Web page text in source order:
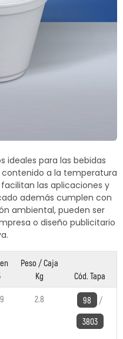
ideales para las bebidas
a la temperatura
las aplicaciones y
además cumplen con
ambiental, pueden ser
o diseño publicitario
Peso / Caja
Kg
Cód. Tapa
2.8 98
/
3803